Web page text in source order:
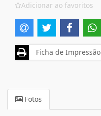
Adicionar ao favoritos
Ficha de Impressão
Fotos